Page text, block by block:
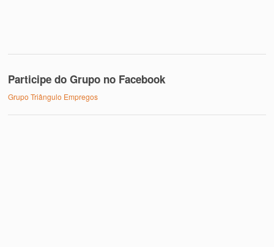
Participe do Grupo no Facebook
Grupo Triângulo Empregos